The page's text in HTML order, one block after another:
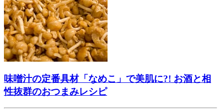
味噌汁の定番具材「なめこ」で美肌に?! お酒と相
性抜群のおつまみレシピ